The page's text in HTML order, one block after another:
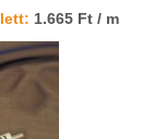
1.665 Ft / m